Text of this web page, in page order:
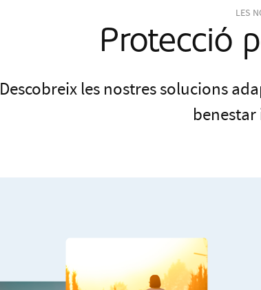
LES
Protecció
Descobreix les nostres solucions
benestar